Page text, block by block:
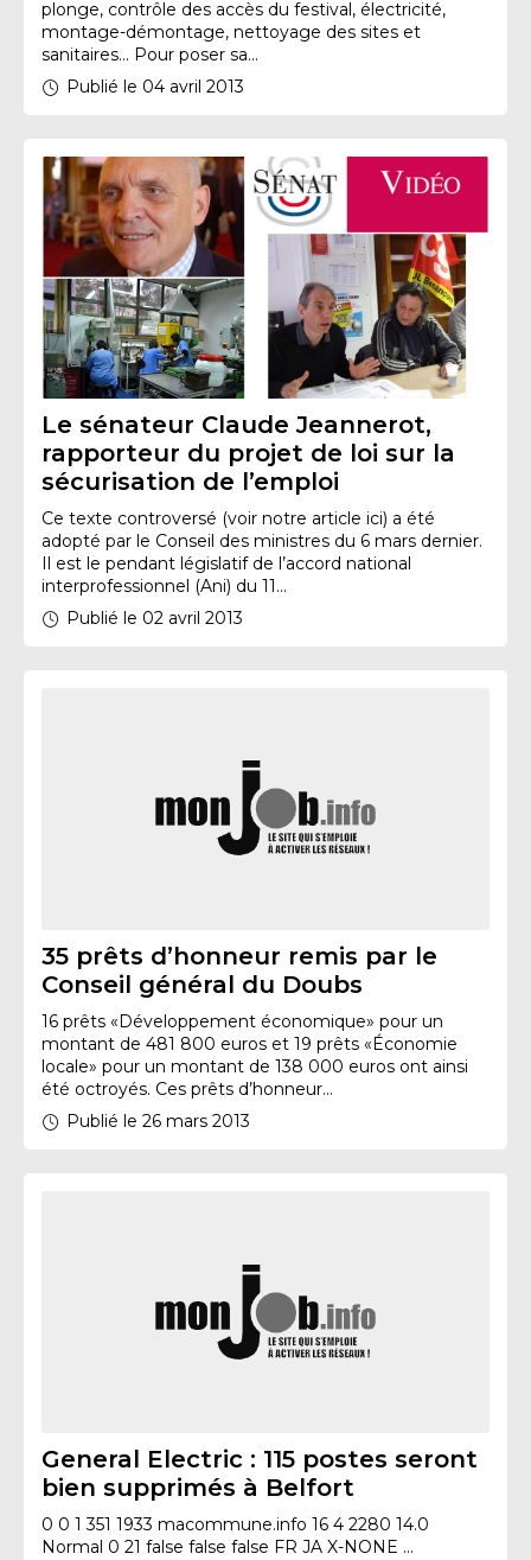
plonge, contrôle des accès du festival, électricité,
montage-démontage, nettoyage des sites et
sanitaires... Pour poser sa...
Publié le 04 avril 2013
Le sénateur Claude Jeannerot,
rapporteur du projet de loi sur la
sécurisation de l’emploi
Ce texte controversé (voir notre article ici) a été
adopté par le Conseil des ministres du 6 mars dernier.
Il est le pendant législatif de l’accord national
interprofessionnel (Ani) du 11...
Publié le 02 avril 2013
35 prêts d’honneur remis par le
Conseil général du Doubs
16 prêts «Développement économique» pour un
montant de 481 800 euros et 19 prêts «Économie
locale» pour un montant de 138 000 euros ont ainsi
été octroyés. Ces prêts d’honneur...
Publié le 26 mars 2013
General Electric : 115 postes seront
bien supprimés à Belfort
0 0 1 351 1933 macommune.info 16 4 2280 14.0
Normal 0 21 false false false FR JA X-NONE ...